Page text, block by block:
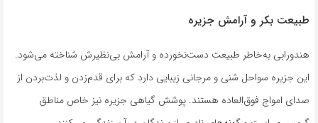
طبیعت بکر و آرامش جزیره
هندورابی به‌خاطر طبیعت دست‌نخورده و آرامش بی‌نظیرش شناخته می‌شود.
این جزیره سواحل شنی و مرجانی زیبایی دارد که برای قدم‌زدن و لذت‌بردن از
صدای امواج فوق‌العاده هستند. پوشش گیاهی جزیره نیز خاص مناطق